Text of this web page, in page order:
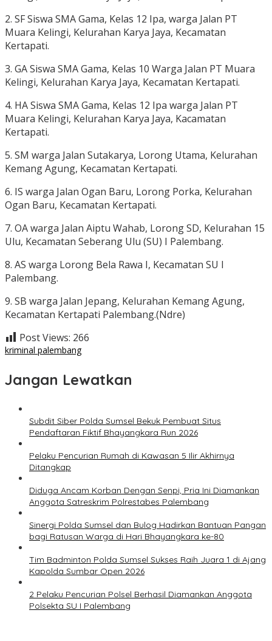
2. SF Siswa SMA Gama, Kelas 12 Ipa, warga Jalan PT
Muara Kelingi, Kelurahan Karya Jaya, Kecamatan
Kertapati.
3. GA Siswa SMA Gama, Kelas 10 Warga Jalan PT Muara
Kelingi, Kelurahan Karya Jaya, Kecamatan Kertapati.
4. HA Siswa SMA Gama, Kelas 12 Ipa warga Jalan PT
Muara Kelingi, Kelurahan Karya Jaya, Kacamatan
Kertapati.
5. SM warga Jalan Sutakarya, Lorong Utama, Kelurahan
Kemang Agung, Kecamatan Kertapati.
6. IS warga Jalan Ogan Baru, Lorong Porka, Kelurahan
Ogan Baru, Kecamatan Kertapati.
7. OA warga Jalan Aiptu Wahab, Lorong SD, Kelurahan 15
Ulu, Kecamatan Seberang Ulu (SU) I Palembang.
8. AS warga Lorong Bela Rawa I, Kecamatan SU I
Palembang.
9. SB warga Jalan Jepang, Kelurahan Kemang Agung,
Kecamatan Kertapati Palembang.(Ndre)
Post Views: 266
kriminal palembang
Jangan Lewatkan
Subdit Siber Polda Sumsel Bekuk Pembuat Situs
Pendaftaran Fiktif Bhayangkara Run 2026
Pelaku Pencurian Rumah di Kawasan 5 Ilir Akhirnya
Ditangkap
Diduga Ancam Korban Dengan Senpi, Pria Ini Diamankan
Anggota Satreskrim Polrestabes Palembang
Sinergi Polda Sumsel dan Bulog Hadirkan Bantuan Pangan
bagi Ratusan Warga di Hari Bhayangkara ke-80
Tim Badminton Polda Sumsel Sukses Raih Juara 1 di Ajang
Kapolda Sumbar Open 2026
2 Pelaku Pencurian Polsel Berhasil Diamankan Anggota
Polsekta SU I Palembang